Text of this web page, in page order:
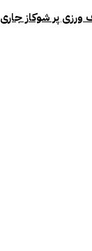
ورزی پر شوکاز جاری